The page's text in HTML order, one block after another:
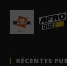
RÉCENTES